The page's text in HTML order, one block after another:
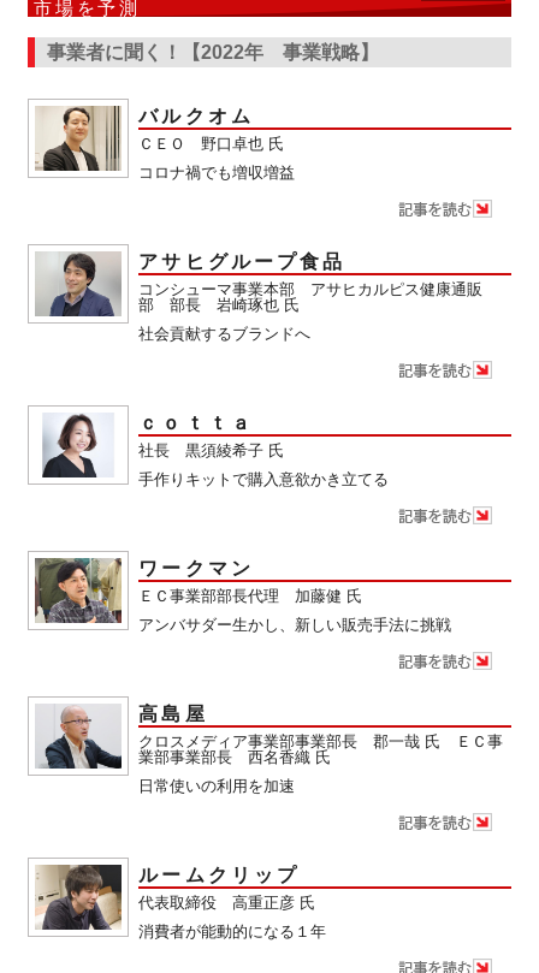
市場を予測
事業者に聞く！【2022年 事業戦略】
バルクオム
ＣＥＯ 野口卓也 氏
コロナ禍でも増収増益
アサヒグループ食品
コンシューマ事業本部 アサヒカルピス健康通販
部 部長 岩崎琢也 氏
社会貢献するブランドへ
ｃｏｔｔａ
社長 黒須綾希子 氏
手作りキットで購入意欲かき立てる
ワークマン
ＥＣ事業部部長代理 加藤健 氏
アンバサダー生かし、新しい販売手法に挑戦
高島屋
クロスメディア事業部事業部長 郡一哉 氏 ＥＣ事
業部事業部長 西名香織 氏
日常使いの利用を加速
ルームクリップ
代表取締役 高重正彦 氏
消費者が能動的になる１年